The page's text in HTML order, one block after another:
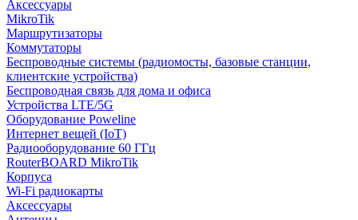
Аксессуары
MikroTik
Маршрутизаторы
Коммутаторы
Беспроводные системы (радиомосты, базовые станции,
клиентские устройства)
Беспроводная связь для дома и офиса
Устройства LTE/5G
Оборудование Poweline
Интернет вещей (IoT)
Радиооборудование 60 ГГц
RouterBOARD MikroTik
Корпуса
Wi-Fi радиокарты
Аксессуары